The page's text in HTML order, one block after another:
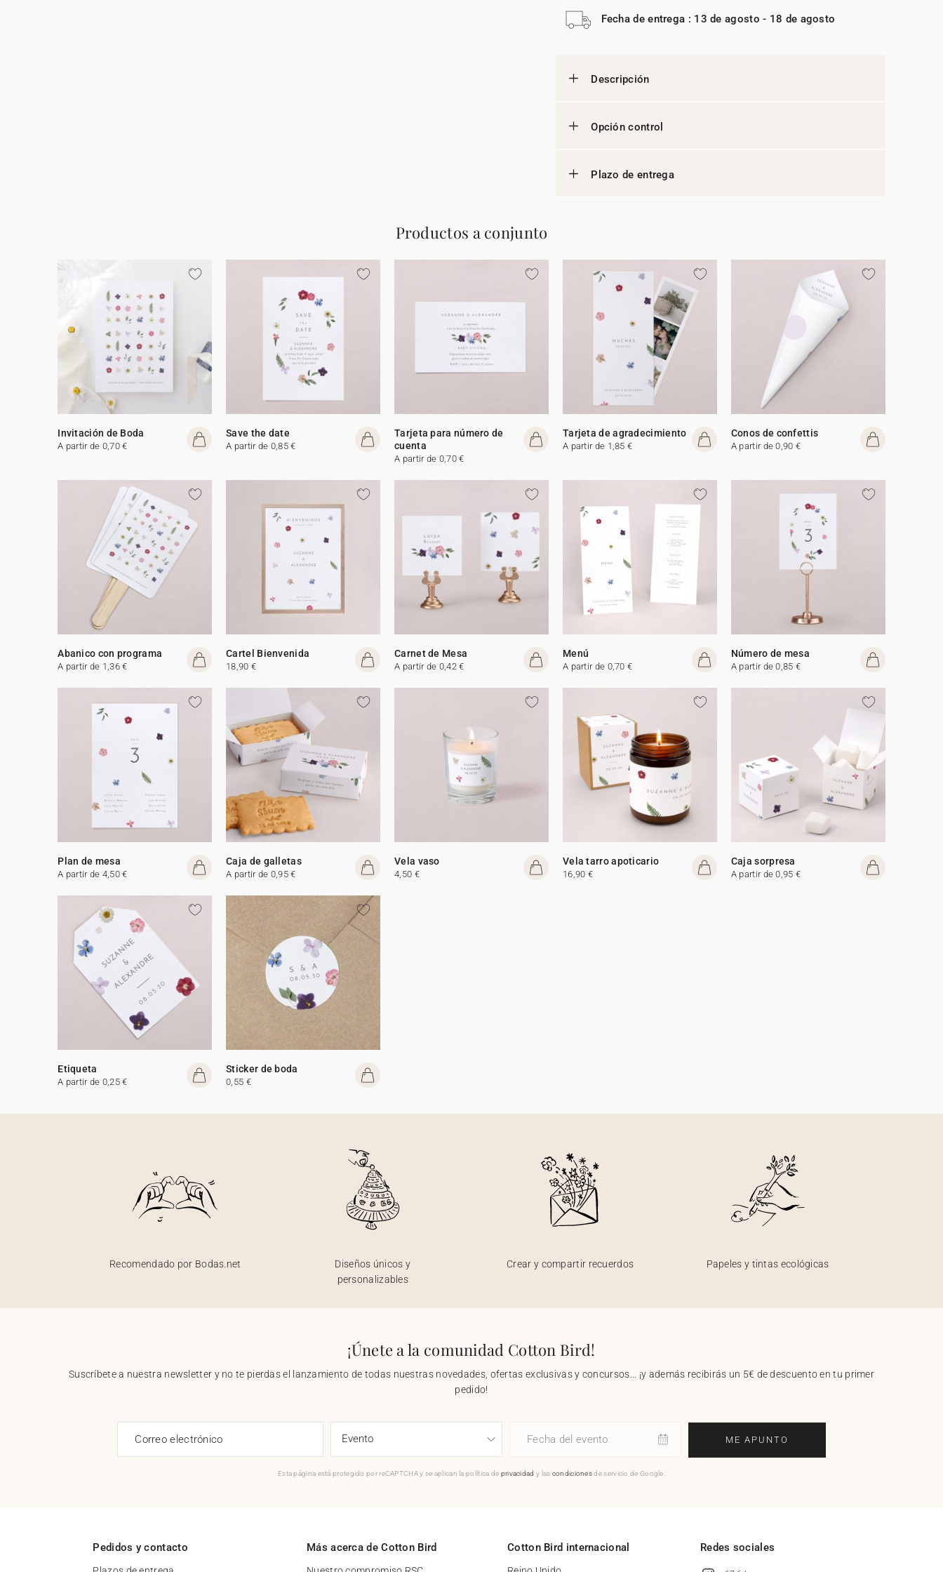
Fecha de entrega : 13 de agosto - 18 de agosto
Descripción
Opción control
Plazo de entrega
Productos a conjunto
Invitación de Boda
A partir de 0,70 €
Save the date
A partir de 0,85 €
Tarjeta para número de
cuenta
A partir de 0,70 €
Tarjeta de agradecimiento
A partir de 1,85 €
Conos de confettis
A partir de 0,90 €
Abanico con programa
A partir de 1,36 €
Cartel Bienvenida
18,90 €
Carnet de Mesa
A partir de 0,42 €
Menú
A partir de 0,70 €
Número de mesa
A partir de 0,85 €
Plan de mesa
A partir de 4,50 €
Caja de galletas
A partir de 0,95 €
Vela vaso
4,50 €
Vela tarro apoticario
16,90 €
Caja sorpresa
A partir de 0,95 €
Etiqueta
A partir de 0,25 €
Sticker de boda
0,55 €
Recomendado por Bodas.net
Diseños únicos y
personalizables
Crear y compartir recuerdos Papeles y tintas ecológicas
¡Únete a la comunidad Cotton Bird!
Suscríbete a nuestra newsletter y no te pierdas el lanzamiento de todas nuestras novedades, ofertas exclusivas y concursos... ¡y además recibirás un 5€ de descuento en tu primer
pedido!
Correo electrónico Fecha del evento ME APUNTO
Esta página está protegido por reCAPTCHA y se aplican la política de privacidad y las condicionesde servicio de Google.
Pedidos y contacto Más acerca de Cotton Bird Cotton Bird internacional Redes sociales